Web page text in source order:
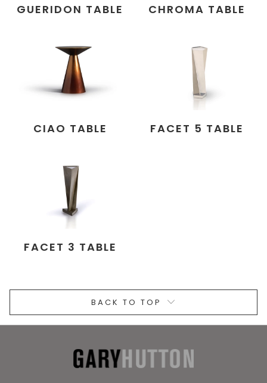
GUERIDON TABLE CHROMA TABLE
CIAO TABLE FACET 5 TABLE
FACET 3 TABLE
BACK TO TOP